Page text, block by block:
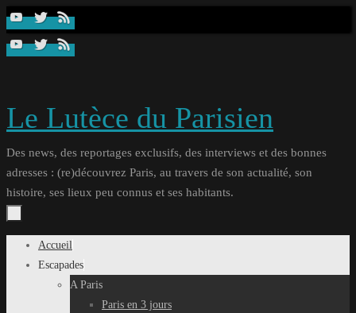
Passer
contenu
Le Lutèce du Parisien
Des news, des reportages exclusifs, des interviews et des bonnes
adresses : (re)découvrez Paris, au travers de son actualité, son
histoire, ses lieux peu connus et ses habitants.
Passer
Accueil
Escapades
A Paris
Paris en 3 jours